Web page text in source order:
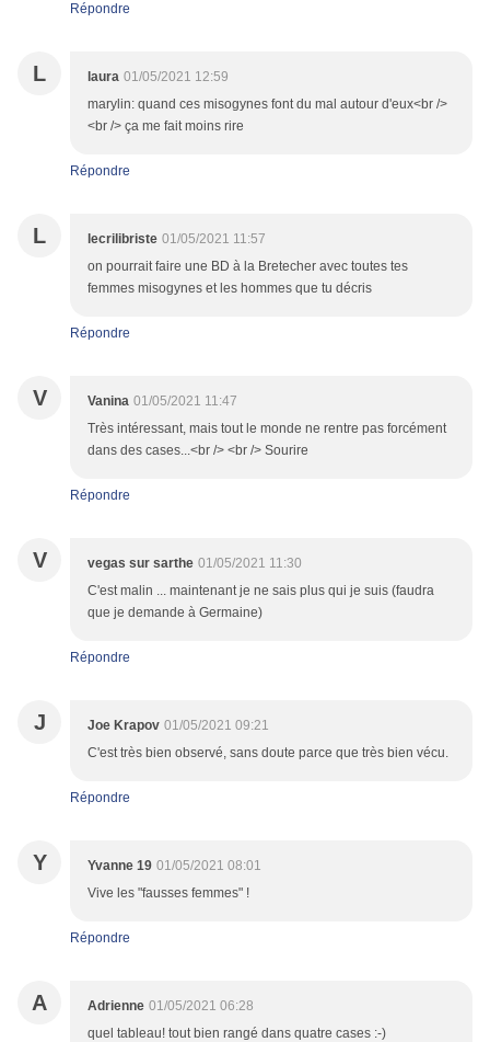
Répondre
L laura 01/05/2021 12:59
marylin: quand ces misogynes font du mal autour d'eux<br />
<br /> ça me fait moins rire
Répondre
L lecrilibriste 01/05/2021 11:57
on pourrait faire une BD à la Bretecher avec toutes tes
femmes misogynes et les hommes que tu décris
Répondre
V Vanina 01/05/2021 11:47
Très intéressant, mais tout le monde ne rentre pas forcément
dans des cases...<br /> <br /> Sourire
Répondre
V vegas sur sarthe 01/05/2021 11:30
C'est malin ... maintenant je ne sais plus qui je suis (faudra
que je demande à Germaine)
Répondre
J Joe Krapov 01/05/2021 09:21
C'est très bien observé, sans doute parce que très bien vécu.
Répondre
Y Yvanne 19 01/05/2021 08:01
Vive les "fausses femmes" !
Répondre
A Adrienne 01/05/2021 06:28
quel tableau! tout bien rangé dans quatre cases :-)